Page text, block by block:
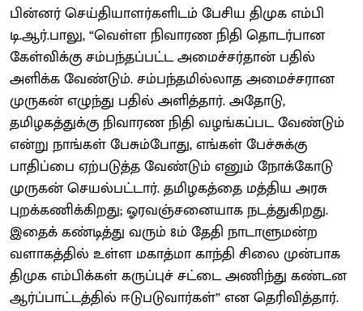
பின்னர் செய்தியாளர்களிடம் பேசிய திமுக எம்பி
டி.ஆர்.பாலு, “வெள்ள நிவாரண நிதி தொடர்பான
கேள்விக்கு சம்பந்தப்பட்ட அமைச்சர்தான் பதில்
அளிக்க வேண்டும். சம்பந்தமில்லாத அமைச்சரான
முருகன் எழுந்து பதில் அளித்தார். அதோடு,
தமிழகத்துக்கு நிவாரண நிதி வழங்கப்பட வேண்டும்
என்று நாங்கள் பேசும்போது, எங்கள் பேச்சுக்கு
பாதிப்பை ஏற்படுத்த வேண்டும் எனும் நோக்கோடு
முருகன் செயல்பட்டார். தமிழகத்தை மத்திய அரசு
புறக்கணிக்கிறது; ஓரவஞ்சனையாக நடத்துகிறது.
இதைக் கண்டித்து வரும் 8ம் தேதி நாடாளுமன்ற
வளாகத்தில் உள்ள மகாத்மா காந்தி சிலை முன்பாக
திமுக எம்பிக்கள் கருப்புச் சட்டை அணிந்து கண்டன
ஆர்ப்பாட்டத்தில் ஈடுபடுவார்கள்” என தெரிவித்தார்.